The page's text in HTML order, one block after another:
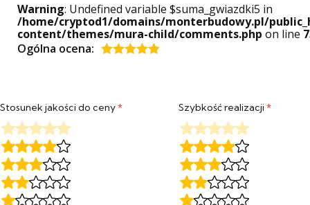
Warning: Undefined variable $suma_gwiazdki5 in
/home/cryptod1/domains/monterbudowy.pl/
content/themes/mura-child/comments.php on line
Ogólna ocena:
Stosunek jakości do ceny* Szybkość realizacji*